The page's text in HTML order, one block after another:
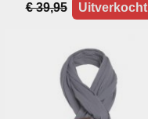
€ 39,95
Uitverkocht